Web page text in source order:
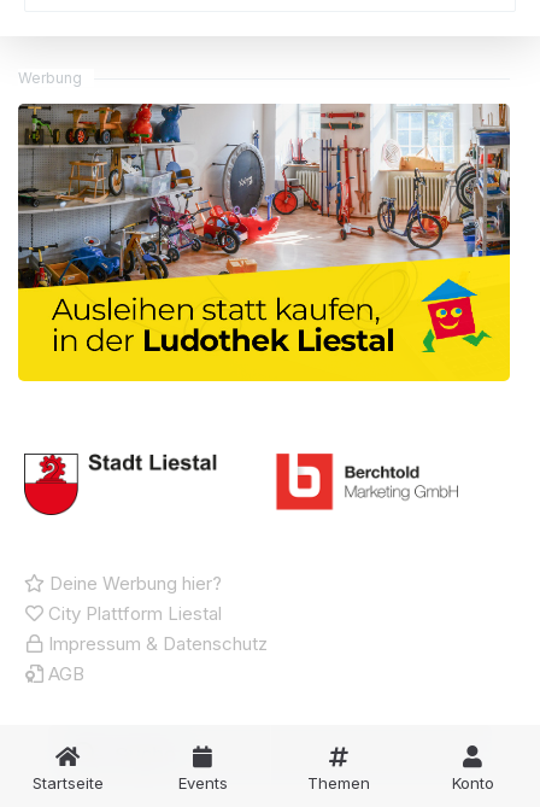
Werbung
Deine Werbung hier?
City Plattform Liestal
Impressum & Datenschutz
AGB
Startseite Events Themen Konto